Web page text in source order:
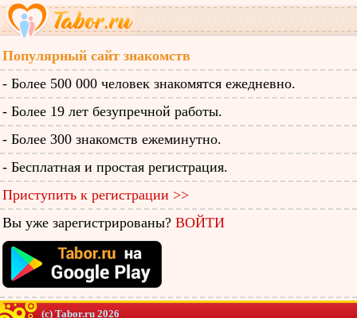
Популярный сайт знакомств
- Более 500 000 человек знакомятся ежедневно.
- Более 19 лет безупречной работы.
- Более 300 знакомств ежеминутно.
- Бесплатная и простая регистрация.
Приступить к регистрации >>
Вы уже зарегистрированы? ВОЙТИ
(c) Tabor.ru 2026